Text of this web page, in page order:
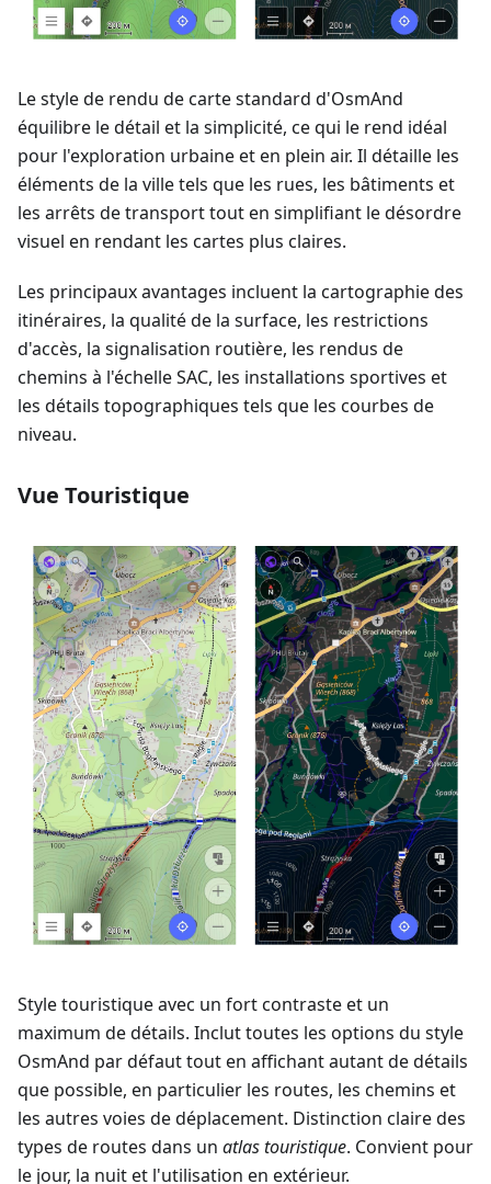
Le style de rendu de carte standard d'OsmAnd
équilibre le détail et la simplicité, ce qui le rend idéal
pour l'exploration urbaine et en plein air. Il détaille les
éléments de la ville tels que les rues, les bâtiments et
les arrêts de transport tout en simplifiant le désordre
visuel en rendant les cartes plus claires.
Les principaux avantages incluent la cartographie des
itinéraires, la qualité de la surface, les restrictions
d'accès, la signalisation routière, les rendus de
chemins à l'échelle SAC, les installations sportives et
les détails topographiques tels que les courbes de
niveau.
Vue Touristique
Style touristique avec un fort contraste et un
maximum de détails. Inclut toutes les options du style
OsmAnd par défaut tout en affichant autant de détails
que possible, en particulier les routes, les chemins et
les autres voies de déplacement. Distinction claire des
types de routes dans un atlas touristique. Convient pour
le jour, la nuit et l'utilisation en extérieur.